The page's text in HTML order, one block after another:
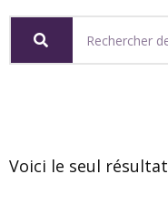
Voici le seul résultat